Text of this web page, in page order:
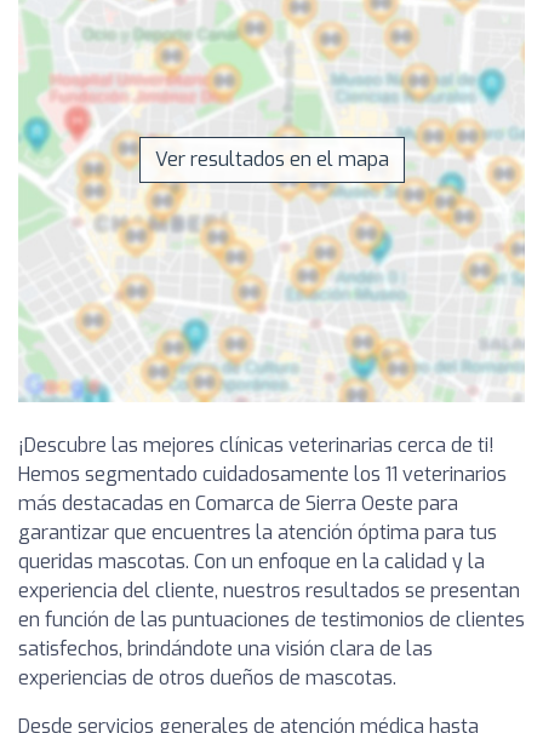
Ver resultados en el mapa
¡Descubre las mejores clínicas veterinarias cerca de ti!
Hemos segmentado cuidadosamente los 11 veterinarios
más destacadas en Comarca de Sierra Oeste para
garantizar que encuentres la atención óptima para tus
queridas mascotas. Con un enfoque en la calidad y la
experiencia del cliente, nuestros resultados se presentan
en función de las puntuaciones de testimonios de clientes
satisfechos, brindándote una visión clara de las
experiencias de otros dueños de mascotas.
Desde servicios generales de atención médica hasta